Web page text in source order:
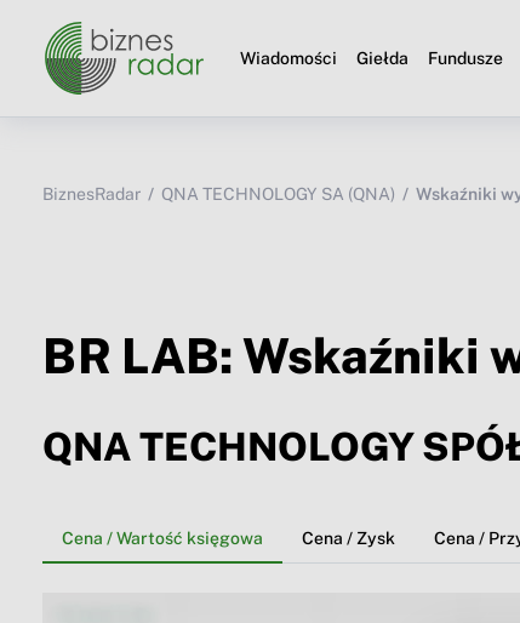
Wiadomości Giełda Fundusze
BiznesRadar QNA TECHNOLOGY SA (QNA) Wskaźniki
BR LAB: Wskaźniki
QNA TECHNOLOGY
Cena / Wartość księgowa Cena / Zysk Cena /